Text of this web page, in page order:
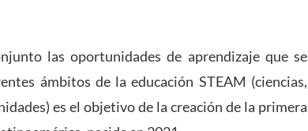
las oportunidades de aprendizaje que se
ámbitos de la educación STEAM (ciencias,
es el objetivo de la creación de la primera